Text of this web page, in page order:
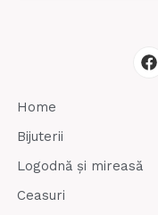
F
a
Home
Bijuterii
Logodnă și mireasă
Ceasuri